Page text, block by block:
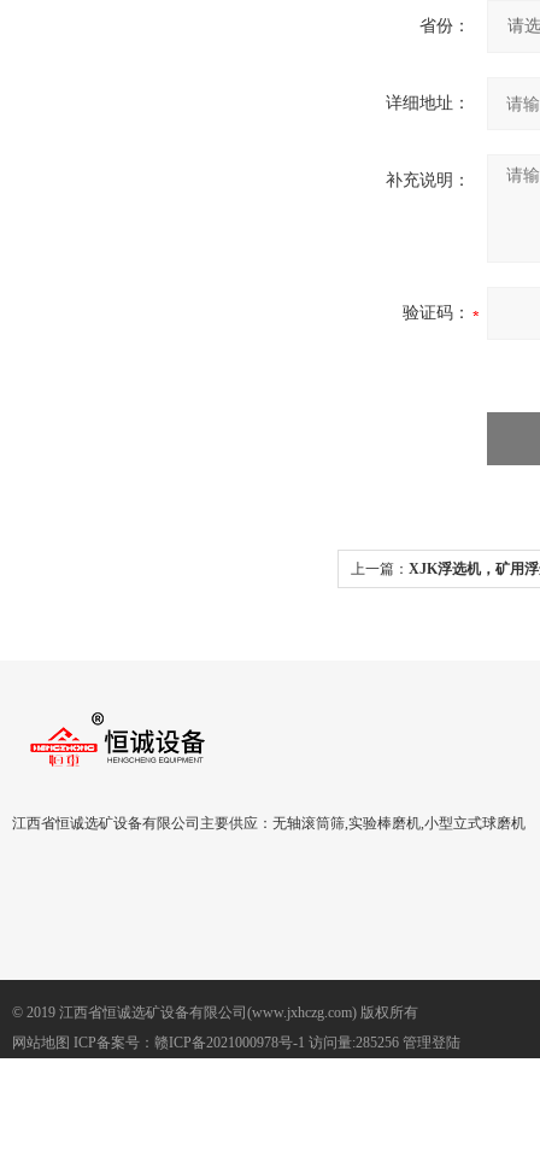
省份：
详细地址：
补充说明：
验证码：
上一篇： XJK浮选机，矿用
江西省恒诚选矿设备有限公司主要供应：无轴滚筒筛,实验棒磨机,小型立式球磨机
© 2019 江西省恒诚选矿设备有限公司(www.jxhczg.com) 版权所有
网站地图 ICP备案号： 赣ICP备2021000978号-1 访问量:285256 管理登陆